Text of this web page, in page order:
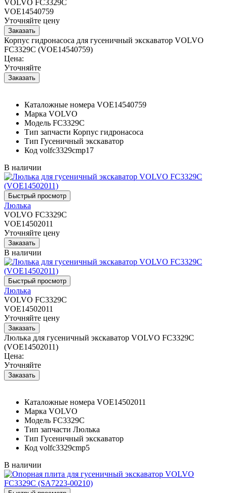
VOLVO FC3329C
VOE14540759
Уточняйте цену
Корпус гидронасоса для гусеничный экскаватор VOLVO
FC3329C (VOE14540759)
Цена:
Уточняйте
Каталожные номера VOE14540759
Марка VOLVO
Модель FC3329C
Тип запчасти Корпус гидронасоса
Тип Гусеничный экскаватор
Код volfc3329cmp17
В наличии
Люлька
VOLVO FC3329C
VOE14502011
Уточняйте цену
В наличии
Люлька
VOLVO FC3329C
VOE14502011
Уточняйте цену
Люлька для гусеничный экскаватор VOLVO FC3329C
(VOE14502011)
Цена:
Уточняйте
Каталожные номера VOE14502011
Марка VOLVO
Модель FC3329C
Тип запчасти Люлька
Тип Гусеничный экскаватор
Код volfc3329cmp5
В наличии